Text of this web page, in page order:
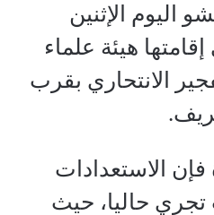
اليوم الإثنين
هيئة علماء
الانتحاري بقرب
فإن الاستعدادات
تجري حاليا، حيث